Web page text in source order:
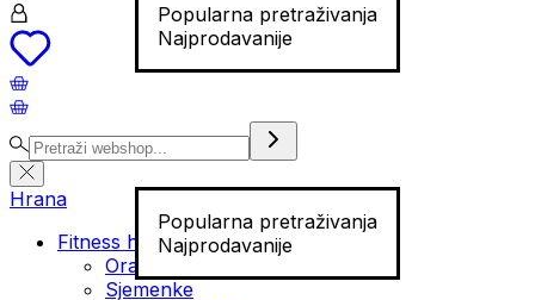
Popularna pretraživanja
Najprodavanije
Popularna pretraživanja
Najprodavanije
Hrana
Fitness hrana
Orašasti plodovi
Sjemenke